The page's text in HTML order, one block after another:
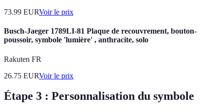
73.99 EURVoir le prix
Busch-Jaeger 1789LI-81 Plaque de recouvrement, bouton-
poussoir, symbole 'lumière' , anthracite, solo
Rakuten FR
26.75 EURVoir le prix
Étape 3 : Personnalisation du symbole